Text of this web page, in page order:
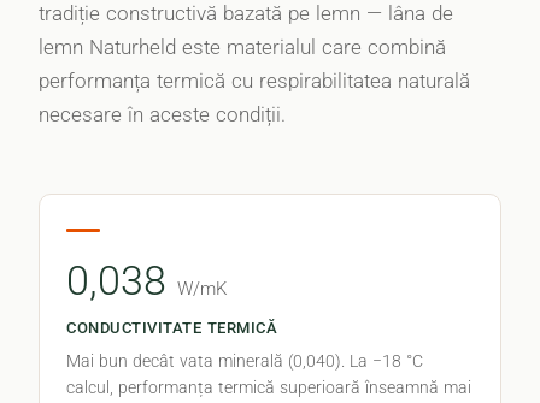
tradiție constructivă bazată pe lemn — lâna de
lemn Naturheld este materialul care combină
performanța termică cu respirabilitatea naturală
necesare în aceste condiții.
0,038 W/mK
CONDUCTIVITATE TERMICĂ
Mai bun decât vata minerală (0,040). La −18 °C
calcul, performanța termică superioară înseamnă mai